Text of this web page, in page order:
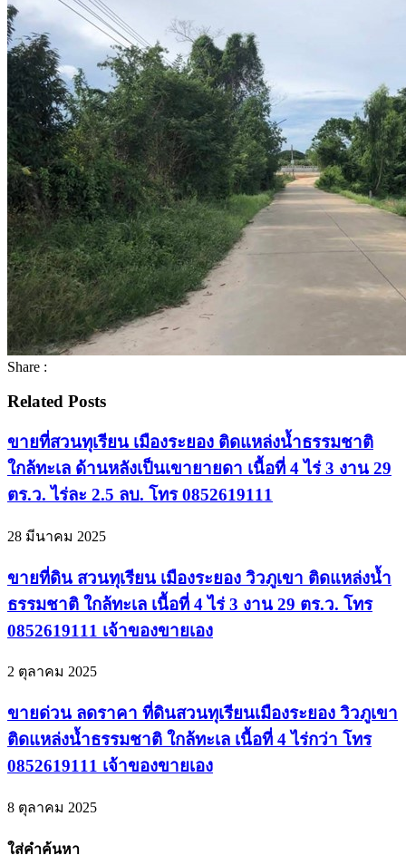
Share :
Related Posts
ขายที่สวนทุเรียน เมืองระยอง ติดแหล่งน้ำธรรมชาติ
ใกล้ทะเล ด้านหลังเป็นเขายายดา เนื้อที่ 4 ไร่ 3 งาน 29
ตร.ว. ไร่ละ 2.5 ลบ. โทร 0852619111
28 มีนาคม 2025
ขายที่ดิน สวนทุเรียน เมืองระยอง วิวภูเขา ติดแหล่งน้ำ
ธรรมชาติ ใกล้ทะเล เนื้อที่ 4 ไร่ 3 งาน 29 ตร.ว. โทร
0852619111 เจ้าของขายเอง
2 ตุลาคม 2025
ขายด่วน ลดราคา ที่ดินสวนทุเรียนเมืองระยอง วิวภูเขา
ติดแหล่งน้ำธรรมชาติ ใกล้ทะเล เนื้อที่ 4 ไร่กว่า โทร
0852619111 เจ้าของขายเอง
8 ตุลาคม 2025
ใส่คำค้นหา